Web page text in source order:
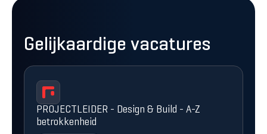
Gelijkaardige vacatures
PROJECTLEIDER - Design & Build - A-Z
betrokkenheid